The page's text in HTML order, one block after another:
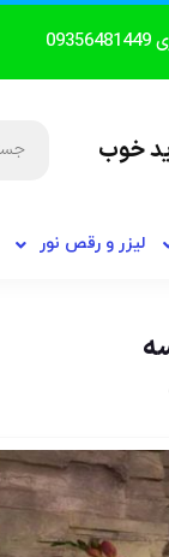
خوب
لیزر و رقص نور